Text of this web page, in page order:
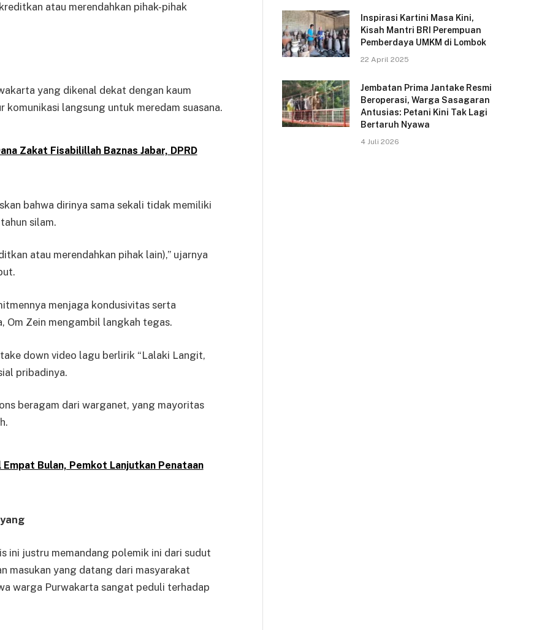
atau merendahkan pihak-pihak
yang dikenal dekat dengan kaum
langsung untuk meredam suasana.
Zakat Fisabilillah Baznas Jabar, DPRD
bahwa dirinya sama sekali tidak memiliki
silam.
atau merendahkan pihak lain),” ujarnya
menjaga kondusivitas serta
Om Zein mengambil langkah tegas.
down video lagu berlirik “Lalaki Langit,
pribadinya.
beragam dari warganet, yang mayoritas
Bulan, Pemkot Lanjutkan Penataan
ini justru memandang polemik ini dari sudut
masukan yang datang dari masyarakat
warga Purwakarta sangat peduli terhadap
Inspirasi Kartini Masa Kini,
Kisah Mantri BRI Perempuan
Pemberdaya UMKM di Lombok
22 April 2025
Jembatan Prima Jantake Resmi
Beroperasi, Warga Sasagaran
Antusias: Petani Kini Tak Lagi
Bertaruh Nyawa
4 Juli 2026